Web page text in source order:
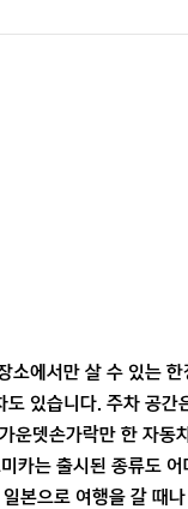
에서만 살 수 있는
있습니다. 주차 공간
운뎃손가락만 한 자동
카는 출시된 종류도
본으로 여행을 갈 때